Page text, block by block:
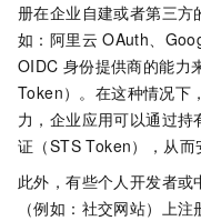
册在企业自建或者第三方
如：阿里云 OAuth、
OIDC 身份提供商的能力
Token）。在这种情况下
力，企业应用可以通过持
证（STS Token），从而
此外，有些个人开发者
（例如：社交网站）上